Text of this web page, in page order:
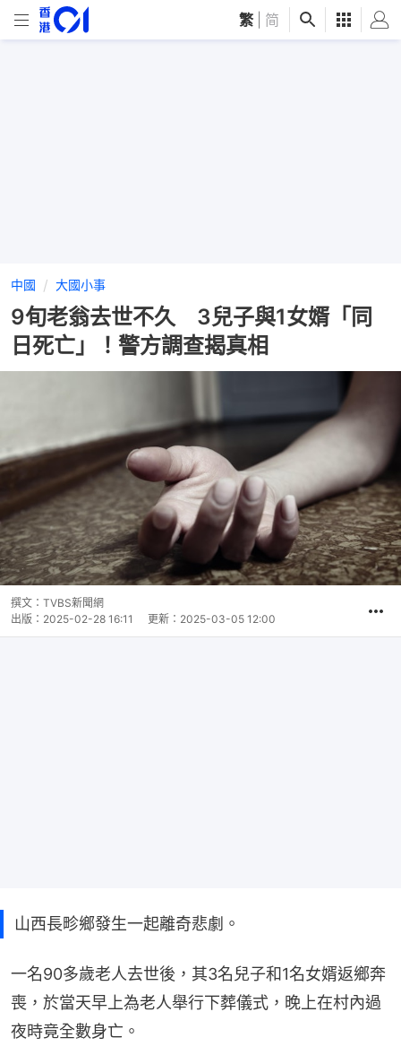
繁 简
中國 大國小事
9旬老翁去世不久 3兒子與1女婿「同
日死亡」！警方調查揭真相
撰文： TVBS新聞網
出版： 2025-02-28 16:11 更新： 2025-03-05 12:00
山西長畛鄉發生一起離奇悲劇。
一名90多歲老人去世後，其3名兒子和1名女婿返鄉奔
喪，於當天早上為老人舉行下葬儀式，晚上在村內過
夜時竟全數身亡。